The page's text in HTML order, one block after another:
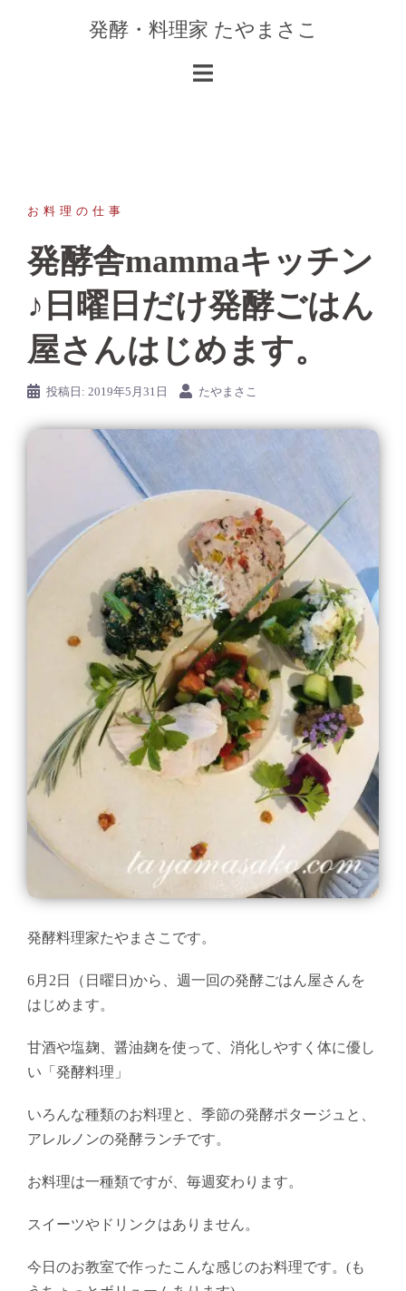
発酵・料理家 たやまさこ
お料理の仕事
発酵舎mammaキッチン
♪日曜日だけ発酵ごはん
屋さんはじめます。
投稿日: 2019年5月31日 たやまさこ
発酵料理家たやまさこです。
6月2日（日曜日)から、週一回の発酵ごはん屋さんを
はじめます。
甘酒や塩麹、醤油麹を使って、消化しやすく体に優し
い「発酵料理」
いろんな種類のお料理と、季節の発酵ポタージュと、
アレルノンの発酵ランチです。
お料理は一種類ですが、毎週変わります。
スイーツやドリンクはありません。
今日のお教室で作ったこんな感じのお料理です。(も